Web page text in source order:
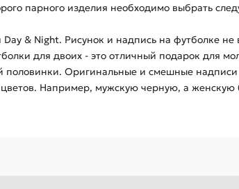
парного изделия необходимо выбрать
& Night. Рисунок и надпись на футболке не
для двоих - это отличный подарок для
Оригинальные и смешные надписи
Например, мужскую черную, а женскую